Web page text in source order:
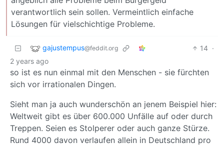
verantwortlich sein sollen. Vermeintlich einfache
Lösungen für vielschichtige Probleme.
gajustempus@feddit.org 14 ·
2 years ago
so ist es nun einmal mit den Menschen - sie fürchten
sich vor irrationalen Dingen.
Sieht man ja auch wunderschön an jenem Beispiel hier:
Weltweit gibt es über 600.000 Unfälle auf oder durch
Treppen. Seien es Stolperer oder auch ganze Stürze.
Rund 4000 davon verlaufen allein in Deutschland pro